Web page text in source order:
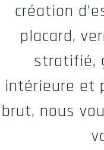
création
placard,
stratifié,
intérieure et
brut, nous